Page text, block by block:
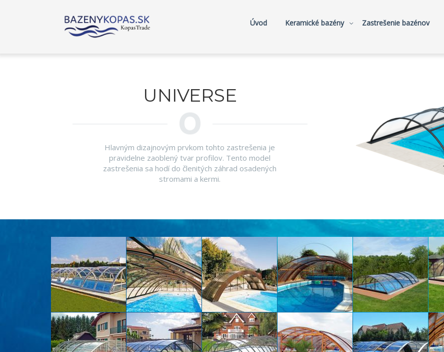
Úvod Keramické bazény Zastrešenie bazénov
UNIVERSE
Hlavným dizajnovým prvkom tohto zastrešenia je
pravidelne zaoblený tvar profilov. Tento model
zastrešenia sa hodí do členitých záhrad osadených
stromami a kermi.